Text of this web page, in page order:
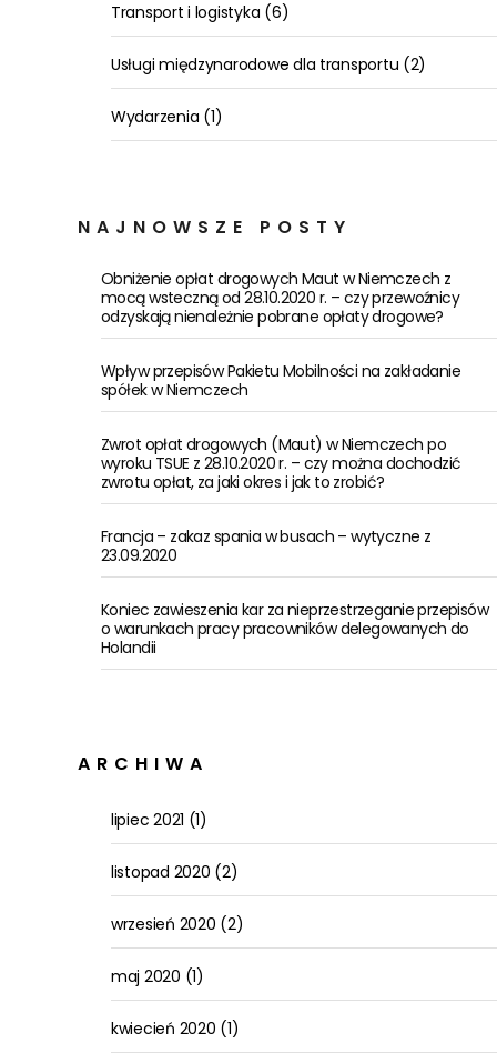
Transport i logistyka (6)
Usługi międzynarodowe dla transportu (2)
Wydarzenia (1)
NAJNOWSZE POSTY
Obniżenie opłat drogowych Maut w Niemczech z
mocą wsteczną od 28.10.2020 r. – czy przewoźnicy
odzyskają nienależnie pobrane opłaty drogowe?
Wpływ przepisów Pakietu Mobilności na zakładanie
spółek w Niemczech
Zwrot opłat drogowych (Maut) w Niemczech po
wyroku TSUE z 28.10.2020 r. – czy można dochodzić
zwrotu opłat, za jaki okres i jak to zrobić?
Francja – zakaz spania w busach – wytyczne z
23.09.2020
Koniec zawieszenia kar za nieprzestrzeganie przepisów
o warunkach pracy pracowników delegowanych do
Holandii
ARCHIWA
lipiec 2021 (1)
listopad 2020 (2)
wrzesień 2020 (2)
maj 2020 (1)
kwiecień 2020 (1)